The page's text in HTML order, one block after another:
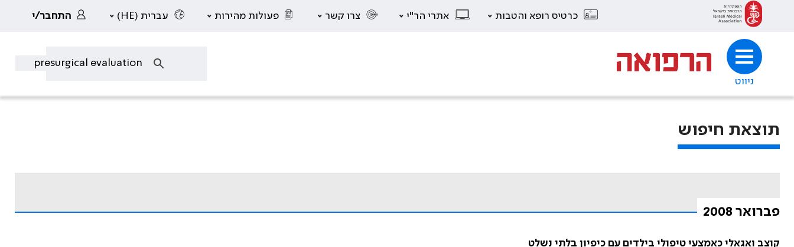
כרטיס רופא והטבות אתרי הר"י צרו קשר פעולות מהירות עברית (HE) התחבר/י
ניווט
תוצאת חיפוש
פברואר 2008
קוצב ואגאלי כאמצעי טיפולי בילדים עם כיפיון בלתי נשלט